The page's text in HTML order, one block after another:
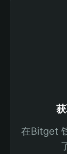
在Bitget